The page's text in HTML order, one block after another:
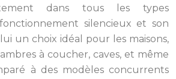
dans tous les types
silencieux et son
un choix idéal pour les maisons,
à coucher, caves, et même
à des modèles concurrents